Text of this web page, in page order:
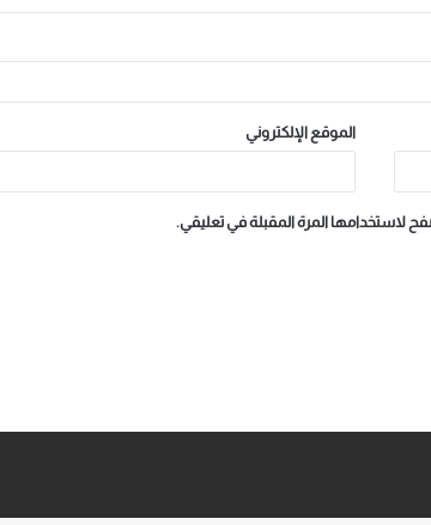
الموقع الإلكتروني
لاستخدامها المرة المقبلة في تعليقي.